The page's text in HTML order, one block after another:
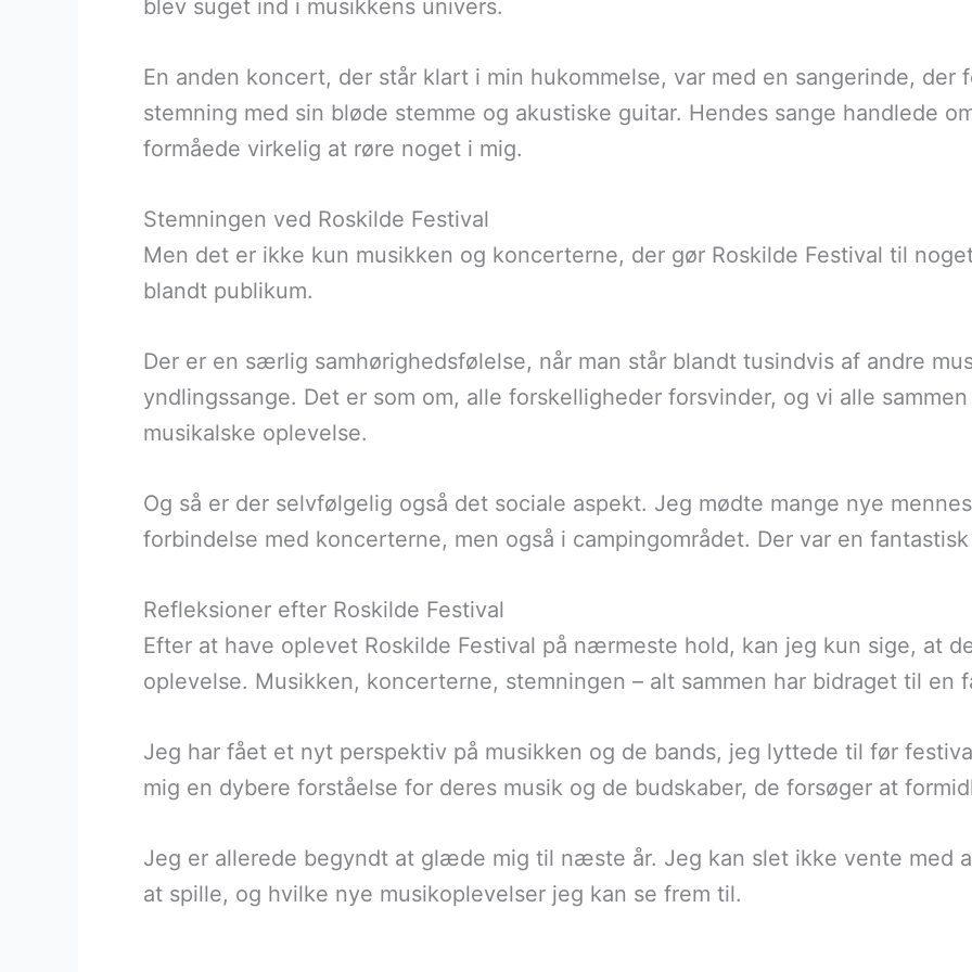
blev suget ind i musikkens univers.
En anden koncert, der står klart i min hukommelse, var med en sangerinde,
stemning med sin bløde stemme og akustiske guitar. Hendes sange handlede
formåede virkelig at røre noget i mig.
Stemningen ved Roskilde Festival
Men det er ikke kun musikken og koncerterne, der gør Roskilde Festival til
blandt publikum.
Der er en særlig samhørighedsfølelse, når man står blandt tusindvis af andre
yndlingssange. Det er som om, alle forskelligheder forsvinder, og vi alle
musikalske oplevelse.
Og så er der selvfølgelig også det sociale aspekt. Jeg mødte mange nye
forbindelse med koncerterne, men også i campingområdet. Der var en
Refleksioner efter Roskilde Festival
Efter at have oplevet Roskilde Festival på nærmeste hold, kan jeg kun sige, at
oplevelse. Musikken, koncerterne, stemningen – alt sammen har bidraget til en
Jeg har fået et nyt perspektiv på musikken og de bands, jeg lyttede til før
mig en dybere forståelse for deres musik og de budskaber, de forsøger at
Jeg er allerede begyndt at glæde mig til næste år. Jeg kan slet ikke vente med
at spille, og hvilke nye musikoplevelser jeg kan se frem til.